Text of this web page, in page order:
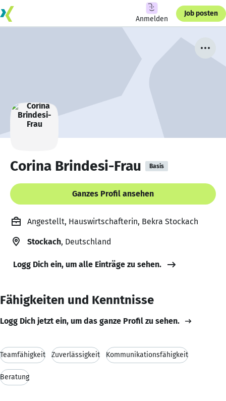
Anmelden
Job posten
Corina Brindesi-Frau Basis
Ganzes Profil ansehen
Angestellt, Hauswirtschafterin, Bekra Stockach
Stockach, Deutschland
Logg Dich ein, um alle Einträge zu sehen.
Fähigkeiten und Kenntnisse
Logg Dich jetzt ein, um das ganze Profil zu sehen.
Teamfähigkeit Zuverlässigkeit Kommunikationsfähigkeit
Beratung